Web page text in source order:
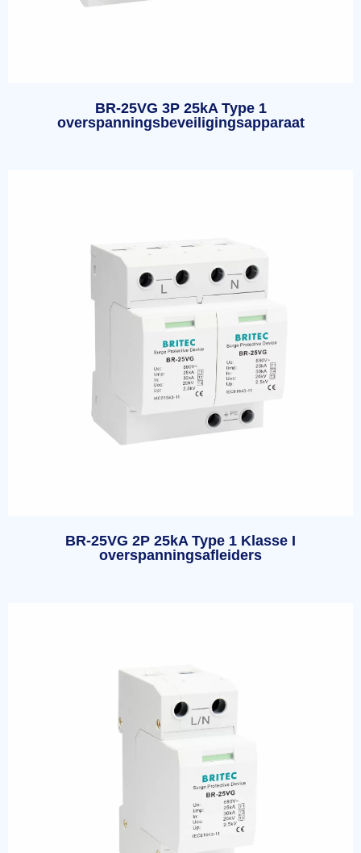
BR-25VG 3P 25kA Type 1
overspanningsbeveiligingsapparaat
BR-25VG 2P 25kA Type 1 Klasse I
overspanningsafleiders